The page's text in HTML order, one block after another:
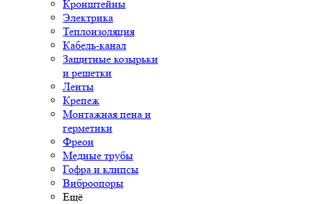
Кронштейны
Электрика
Теплоизоляция
Кабель-канал
Защитные козырьки
и решетки
Ленты
Крепеж
Монтажная пена и
герметики
Фреон
Медные трубы
Гофра и клипсы
Виброопоры
Ещё